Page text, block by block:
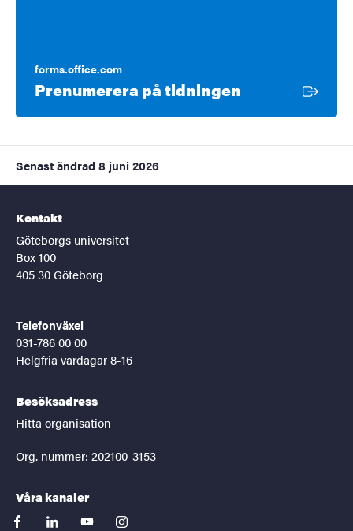
forms.office.com
Prenumerera på tidningen Extern länk
Senast ändrad 8 juni 2026
Kontakt
Göteborgs universitet
Box 100
405 30 Göteborg
Telefonväxel
031-786 00 00
Helgfria vardagar 8-16
Besöksadress
Hitta organisation
Org. nummer: 202100-3153
Våra kanaler
facebooklinkedinyoutubeinstagram